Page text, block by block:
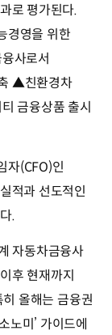
로 평가된다.
경영을 위한
사로서
▲친환경차
금융상품 출시
자(CFO)인
적과 선도적인
.
자동차금융사
후 현재까지
올해는 금융권
노미’ 가이드에